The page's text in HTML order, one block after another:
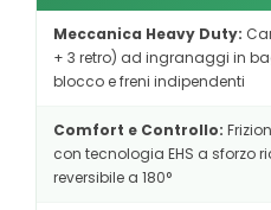
Meccanica Heavy Duty:
+ 3 retro) ad ingranaggi in
blocco e freni indipendenti
Comfort e Controllo:
con tecnologia EHS a sforzo
reversibile a 180°